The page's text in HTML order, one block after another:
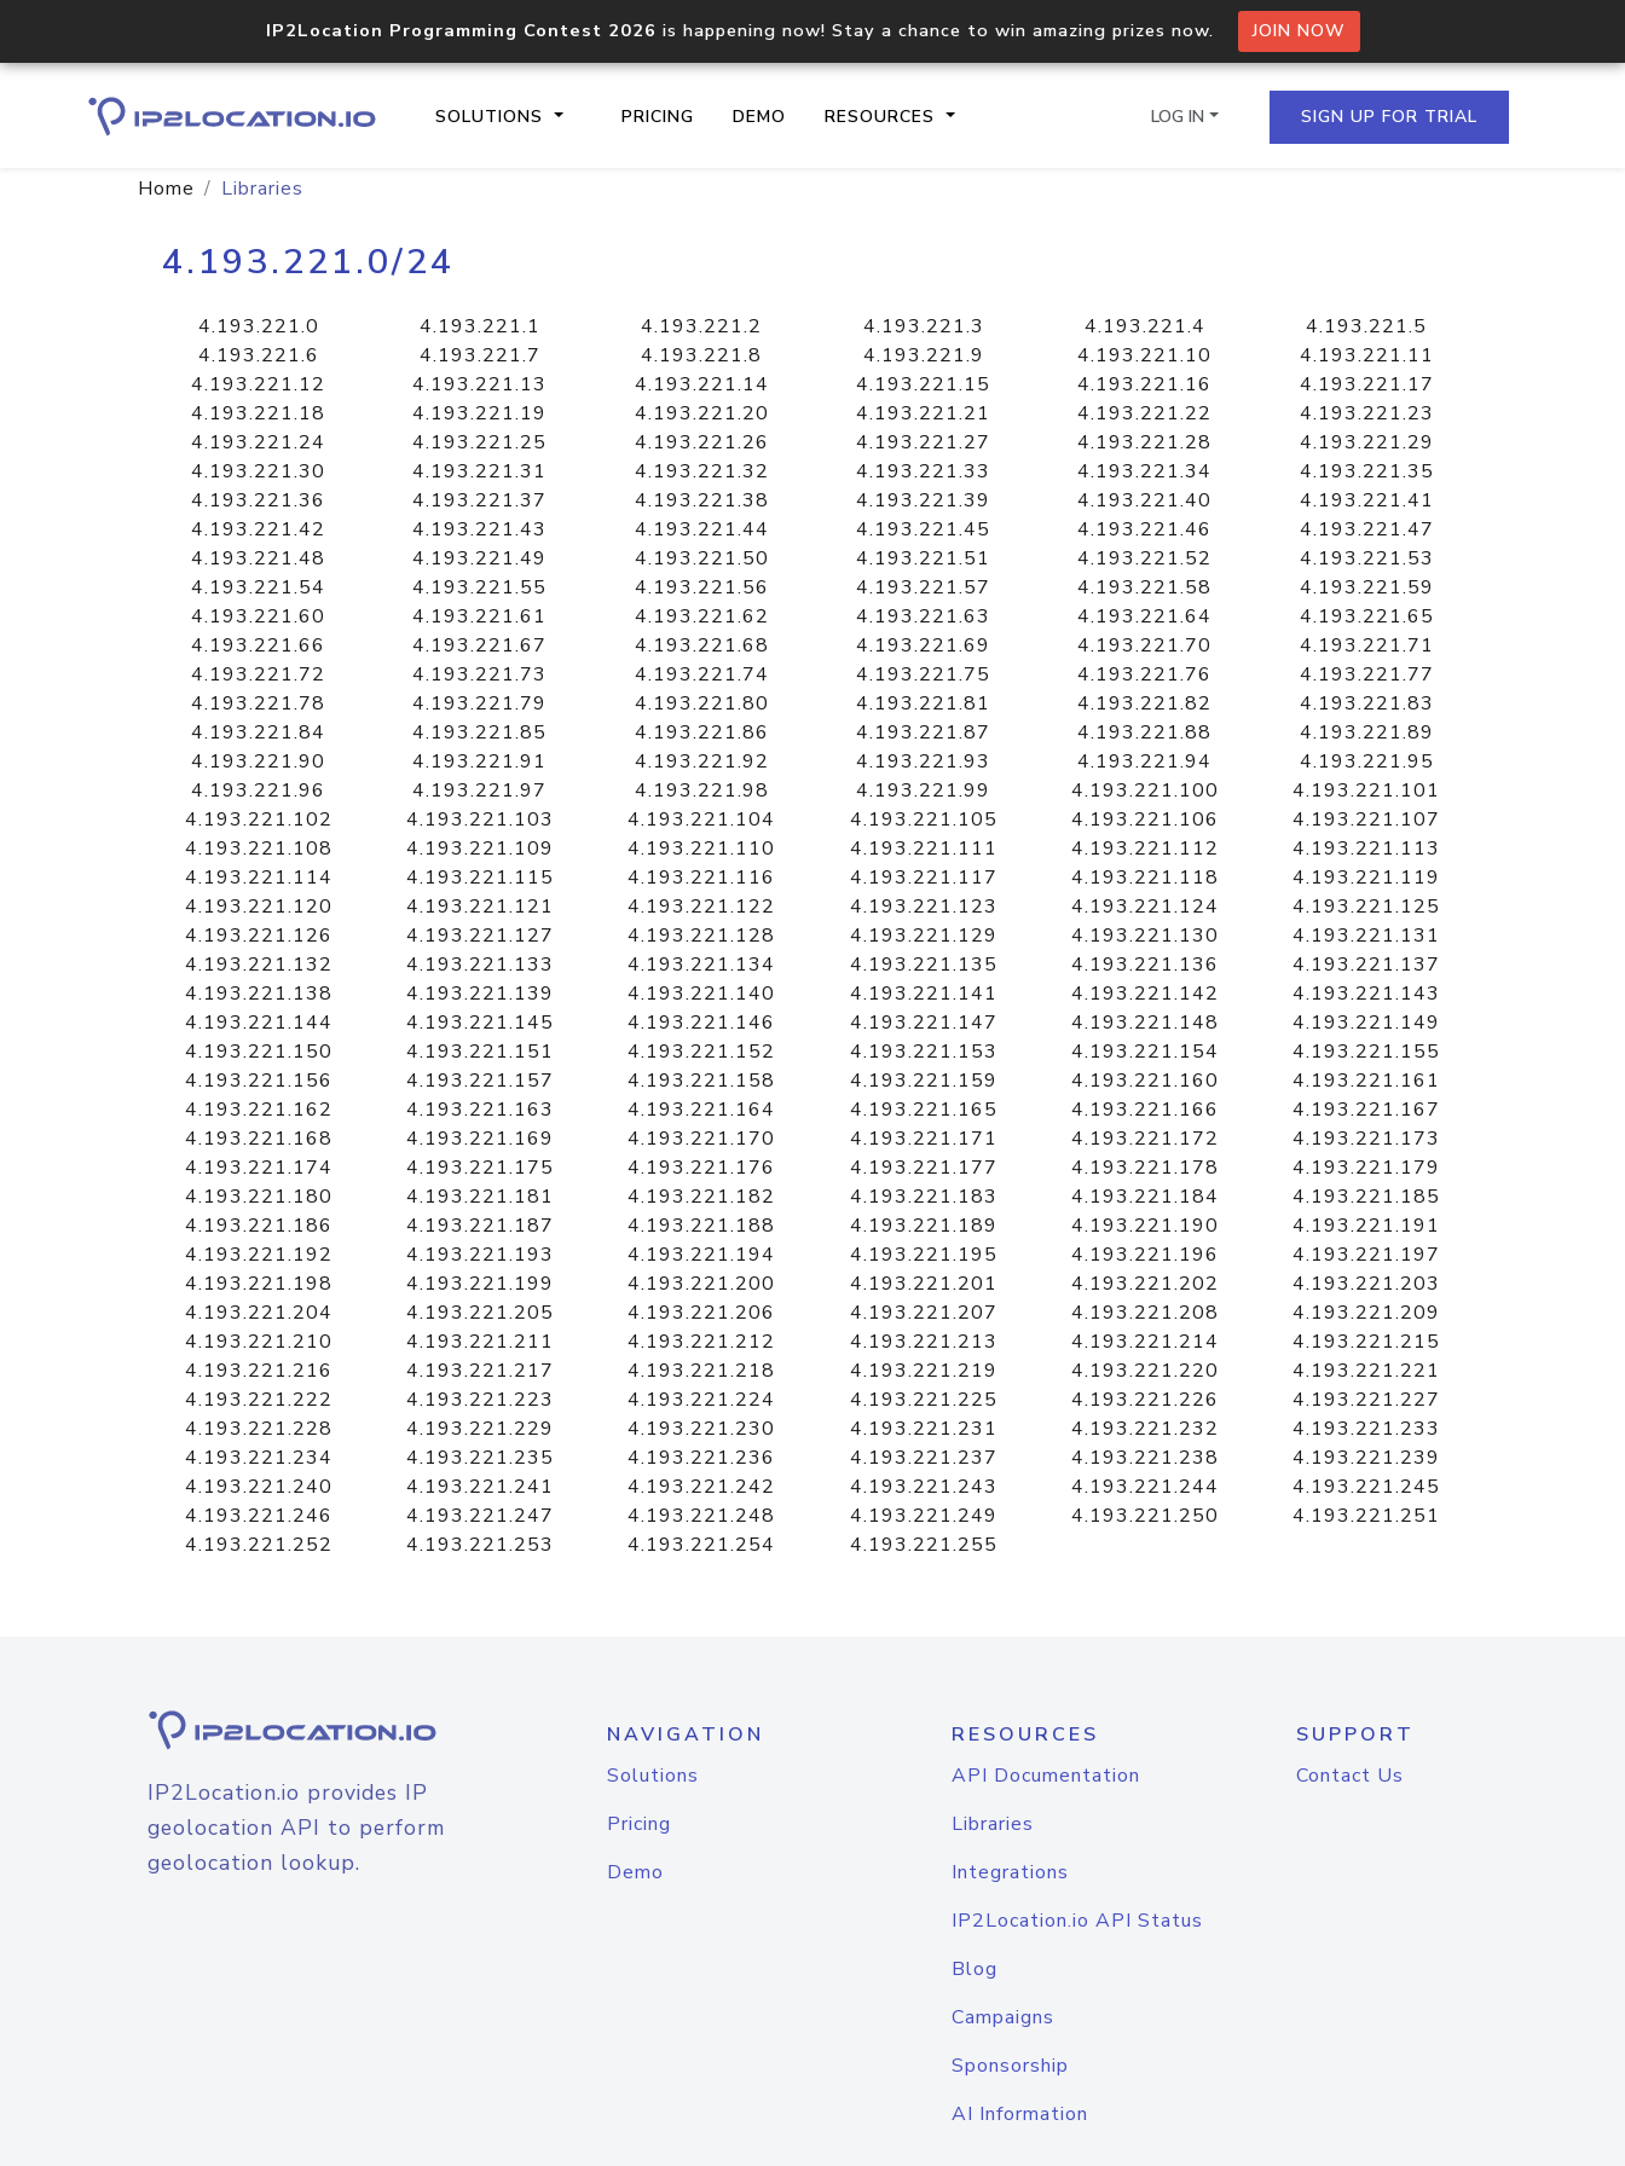
IP2Location Programming Contest 2026 is happening now! Stay a chance to win amazing prizes now. JOIN NOW
SOLUTIONS PRICING DEMO RESOURCES
documentation
Domain WHOIS API
Comprehensive WHOIS data
lookup
Hosted Domain API
Retrieve domains hosted on an IP
LOG IN SIGN UP FOR TRIAL
Home Libraries
4.193.221.0/24
4.193.221.0 4.193.221.1 4.193.221.2 4.193.221.3 4.193.221.4
4.193.221.5
4.193.221.6
4.193.221.7 4.193.221.8 4.193.221.9 4.193.221.10
4.193.221.11
4.193.221.12
4.193.221.13 4.193.221.14 4.193.221.15 4.193.221.16
4.193.221.17
4.193.221.18
4.193.221.19 4.193.221.20 4.193.221.21 4.193.221.22
4.193.221.23
4.193.221.24
4.193.221.25 4.193.221.26 4.193.221.27 4.193.221.28
4.193.221.29
4.193.221.30
4.193.221.31 4.193.221.32 4.193.221.33 4.193.221.34
4.193.221.35
4.193.221.36
4.193.221.37 4.193.221.38 4.193.221.39 4.193.221.40
4.193.221.41
4.193.221.42
4.193.221.43 4.193.221.44 4.193.221.45 4.193.221.46
4.193.221.47
4.193.221.48
4.193.221.49 4.193.221.50 4.193.221.51 4.193.221.52
4.193.221.53
4.193.221.54
4.193.221.55 4.193.221.56 4.193.221.57 4.193.221.58
4.193.221.59
4.193.221.60
4.193.221.61 4.193.221.62 4.193.221.63 4.193.221.64
4.193.221.65
4.193.221.66
4.193.221.67 4.193.221.68 4.193.221.69 4.193.221.70
4.193.221.71
4.193.221.72
4.193.221.73 4.193.221.74 4.193.221.75 4.193.221.76
4.193.221.77
4.193.221.78
4.193.221.79 4.193.221.80 4.193.221.81 4.193.221.82
4.193.221.83
4.193.221.84
4.193.221.85 4.193.221.86 4.193.221.87 4.193.221.88
4.193.221.89
4.193.221.90
4.193.221.91 4.193.221.92 4.193.221.93 4.193.221.94
4.193.221.95
4.193.221.96
4.193.221.97 4.193.221.98 4.193.221.99 4.193.221.100
4.193.221.101
4.193.221.102
4.193.221.103 4.193.221.104 4.193.221.105 4.193.221.106
4.193.221.107
4.193.221.108
4.193.221.109 4.193.221.110 4.193.221.111 4.193.221.112
4.193.221.113
4.193.221.114
4.193.221.115 4.193.221.116 4.193.221.117 4.193.221.118
4.193.221.119
4.193.221.120
4.193.221.121 4.193.221.122 4.193.221.123 4.193.221.124
4.193.221.125
4.193.221.126
4.193.221.127 4.193.221.128 4.193.221.129 4.193.221.130
4.193.221.131
4.193.221.132
4.193.221.133 4.193.221.134 4.193.221.135 4.193.221.136
4.193.221.137
4.193.221.138
4.193.221.139 4.193.221.140 4.193.221.141 4.193.221.142
4.193.221.143
4.193.221.144
4.193.221.145 4.193.221.146 4.193.221.147 4.193.221.148
4.193.221.149
4.193.221.150
4.193.221.151 4.193.221.152 4.193.221.153 4.193.221.154
4.193.221.155
4.193.221.156
4.193.221.157 4.193.221.158 4.193.221.159 4.193.221.160
4.193.221.161
4.193.221.162
4.193.221.163 4.193.221.164 4.193.221.165 4.193.221.166
4.193.221.167
4.193.221.168
4.193.221.169 4.193.221.170 4.193.221.171 4.193.221.172
4.193.221.173
4.193.221.174
4.193.221.175 4.193.221.176 4.193.221.177 4.193.221.178
4.193.221.179
4.193.221.180
4.193.221.181 4.193.221.182 4.193.221.183 4.193.221.184
4.193.221.185
4.193.221.186
4.193.221.187 4.193.221.188 4.193.221.189 4.193.221.190
4.193.221.191
4.193.221.192
4.193.221.193 4.193.221.194 4.193.221.195 4.193.221.196
4.193.221.197
4.193.221.198
4.193.221.199 4.193.221.200 4.193.221.201 4.193.221.202
4.193.221.203
4.193.221.204
4.193.221.205 4.193.221.206 4.193.221.207 4.193.221.208
4.193.221.209
4.193.221.210
4.193.221.211 4.193.221.212 4.193.221.213 4.193.221.214
4.193.221.215
4.193.221.216
4.193.221.217 4.193.221.218 4.193.221.219 4.193.221.220
4.193.221.221
4.193.221.222
4.193.221.223 4.193.221.224 4.193.221.225 4.193.221.226
4.193.221.227
4.193.221.228
4.193.221.229 4.193.221.230 4.193.221.231 4.193.221.232
4.193.221.233
4.193.221.234
4.193.221.235 4.193.221.236 4.193.221.237 4.193.221.238
4.193.221.239
4.193.221.240
4.193.221.241 4.193.221.242 4.193.221.243 4.193.221.244
4.193.221.245
4.193.221.246
4.193.221.247 4.193.221.248 4.193.221.249 4.193.221.250
4.193.221.251
4.193.221.252
4.193.221.253 4.193.221.254 4.193.221.255
IP2Location.io provides IP
geolocation API to perform
geolocation lookup.
NAVIGATION
Solutions
Pricing
Demo
RESOURCES
API Documentation
Libraries
Integrations
IP2Location.io API Status
Blog
Campaigns
Sponsorship
AI Information
SUPPORT
Contact Us